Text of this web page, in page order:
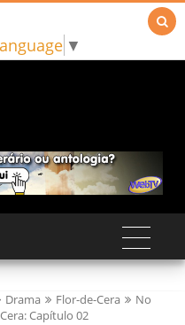
▼

Drama Flor-de-Cera
No
Capítulo 02